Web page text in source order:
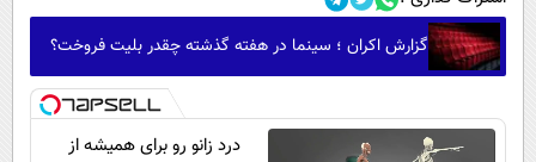
گزارش اکران ؛ سینما در هفته گذشته چقدر بلیت فروخت؟
درد زانو رو برای همیشه از